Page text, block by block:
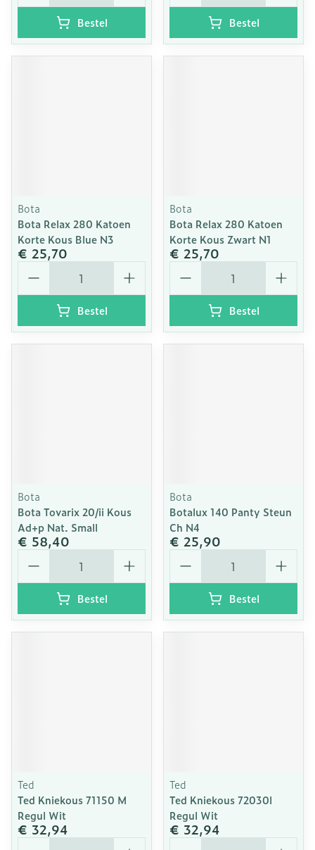
Bestel Bestel
Bota
Bota Relax 280 Katoen
Korte Kous Blue N3
€ 25,70
Aantal
Bestel
Bota
Bota Relax 280 Katoen
Korte Kous Zwart N1
€ 25,70
Aantal
Bestel
Bota
Bota Tovarix 20/ii Kous
Ad+p Nat. Small
€ 58,40
Aantal
Bestel
Bota
Botalux 140 Panty Steun
Ch N4
€ 25,90
Aantal
Bestel
Ted
Ted Kniekous 71150 M
Regul Wit
€ 32,94
Aantal
Ted
Ted Kniekous 72030l
Regul Wit
€ 32,94
Aantal